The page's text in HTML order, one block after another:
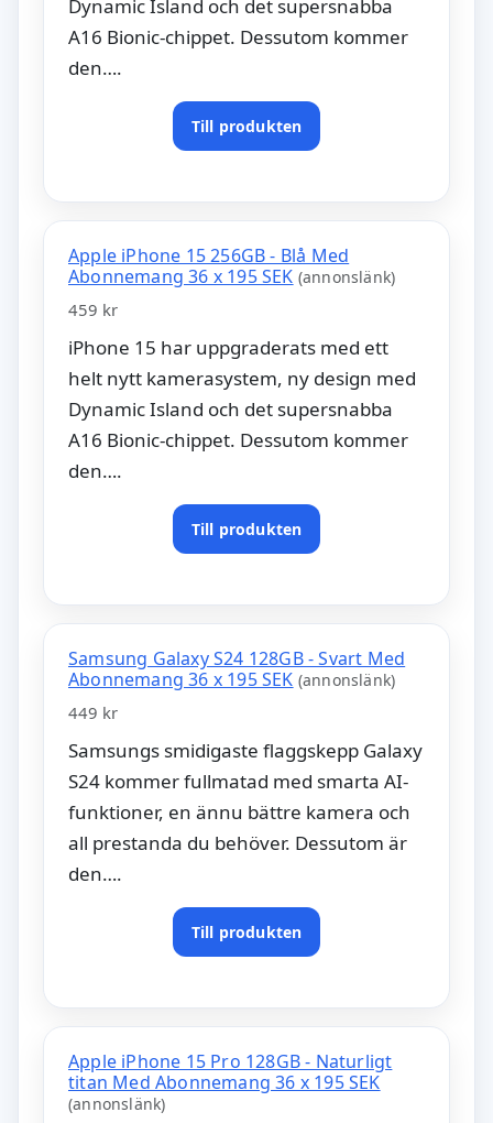
Dynamic Island och det supersnabba
A16 Bionic-chippet. Dessutom kommer
den….
Till produkten
Apple iPhone 15 256GB - Blå Med
Abonnemang 36 x 195 SEK (annonslänk)
459 kr
iPhone 15 har uppgraderats med ett
helt nytt kamerasystem, ny design med
Dynamic Island och det supersnabba
A16 Bionic-chippet. Dessutom kommer
den….
Till produkten
Samsung Galaxy S24 128GB - Svart Med
Abonnemang 36 x 195 SEK (annonslänk)
449 kr
Samsungs smidigaste flaggskepp Galaxy
S24 kommer fullmatad med smarta AI-
funktioner, en ännu bättre kamera och
all prestanda du behöver. Dessutom är
den….
Till produkten
Apple iPhone 15 Pro 128GB - Naturligt
titan Med Abonnemang 36 x 195 SEK
(annonslänk)